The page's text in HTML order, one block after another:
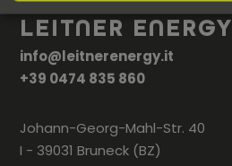
LEITNER ENERGY
info@leitnerenergy.it
+39 0474 835 860
Johann-Georg-Mahl-Str. 40
I - 39031 Bruneck (BZ)